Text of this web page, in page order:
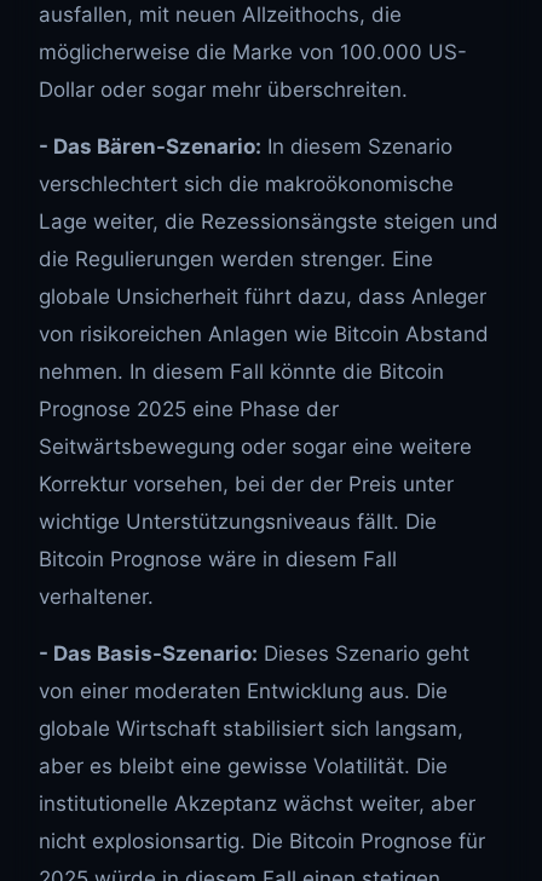
ausfallen, mit neuen Allzeithochs, die
möglicherweise die Marke von 100.000 US-
Dollar oder sogar mehr überschreiten.
- Das Bären-Szenario: In diesem Szenario
verschlechtert sich die makroökonomische
Lage weiter, die Rezessionsängste steigen und
die Regulierungen werden strenger. Eine
globale Unsicherheit führt dazu, dass Anleger
von risikoreichen Anlagen wie Bitcoin Abstand
nehmen. In diesem Fall könnte die Bitcoin
Prognose 2025 eine Phase der
Seitwärtsbewegung oder sogar eine weitere
Korrektur vorsehen, bei der der Preis unter
wichtige Unterstützungsniveaus fällt. Die
Bitcoin Prognose wäre in diesem Fall
verhaltener.
- Das Basis-Szenario: Dieses Szenario geht
von einer moderaten Entwicklung aus. Die
globale Wirtschaft stabilisiert sich langsam,
aber es bleibt eine gewisse Volatilität. Die
institutionelle Akzeptanz wächst weiter, aber
nicht explosionsartig. Die Bitcoin Prognose für